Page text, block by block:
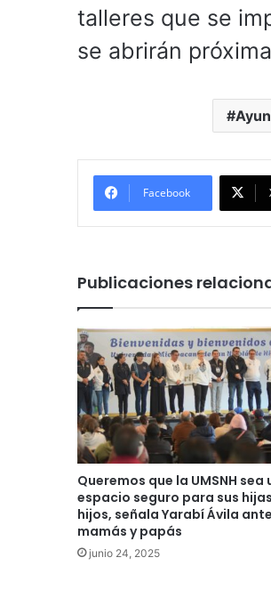
talleres que se
se abrirán
Facebook
Publicaciones
Queremos que la UMSNH sea
espacio seguro para sus
hijos, señala Yarabí Ávila ante
mamás y papás
junio 24, 2025